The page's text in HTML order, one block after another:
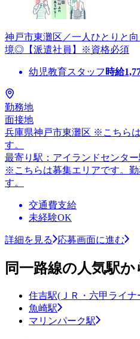
神戸市東灘区／一人ひとりと
境◎【派遣社員】※資格必須
幼児教育スタッフ 時給
勤務地
面接地
兵庫県神戸市東灘区 ※こちら
す。
最寄り駅：アイランドセンタ
※こちらは募集エリアです。
す。
交通費支給
未経験OK
詳細を見る 応募画面に進む
同一路線の人気駅
住吉駅(ＪＲ・六甲ライナ
魚崎駅
マリンパーク駅